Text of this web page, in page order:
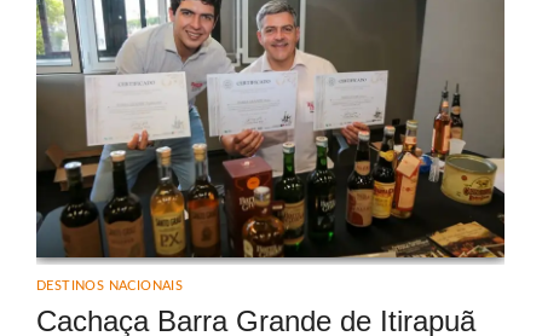
DESTINOS NACIONAIS
Cachaça Barra Grande de Itirapuã